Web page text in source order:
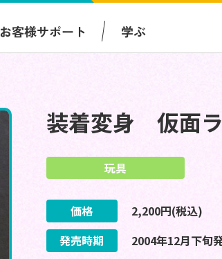
お客様サポート 学ぶ
装着変身 仮面
玩具
価格 2,200円(税込)
発売時期
2004年12月下旬